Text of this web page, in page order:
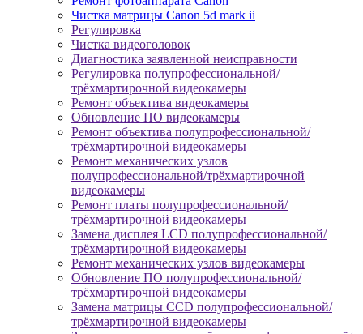
Чистка матрицы Canon 5d mark ii
Регулировка
Чистка видеоголовок
Диагностика заявленной неисправности
Регулировка полупрофессиональной/
трёхмартирочной видеокамеры
Ремонт объектива видеокамеры
Обновление ПО видеокамеры
Ремонт объектива полупрофессиональной/
трёхмартирочной видеокамеры
Ремонт механических узлов
полупрофессиональной/трёхмартирочной
видеокамеры
Ремонт платы полупрофессиональной/
трёхмартирочной видеокамеры
Замена дисплея LCD полупрофессиональной/
трёхмартирочной видеокамеры
Ремонт механических узлов видеокамеры
Обновление ПО полупрофессиональной/
трёхмартирочной видеокамеры
Замена матрицы CCD полупрофессиональной/
трёхмартирочной видеокамеры